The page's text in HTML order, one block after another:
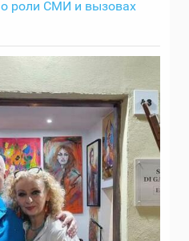
роли СМИ и вызовах